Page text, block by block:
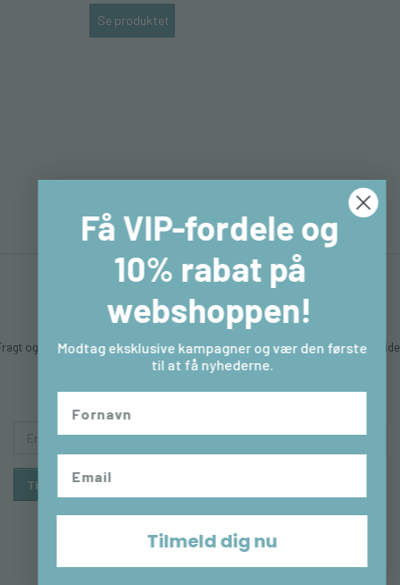
Se produktet
og leveringHvem er viBetingelser & VilkårSitemapKontakt &
ReturlabelFortryd købet
adresse
Tilmeld Afmeld
Få VIP-fordele og
10% rabat på
webshoppen!
Modtag eksklusive kampagner og vær den første
til at få nyhederne.
Tilmeld dig nu